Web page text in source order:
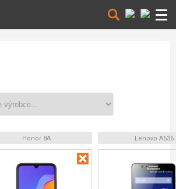
Honor 8A Lenovo A536